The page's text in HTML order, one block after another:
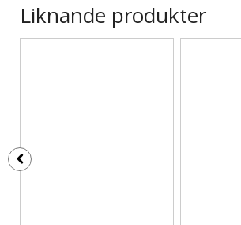
Liknande produkter